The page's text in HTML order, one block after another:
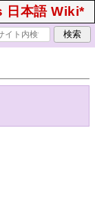
本語 Wiki*